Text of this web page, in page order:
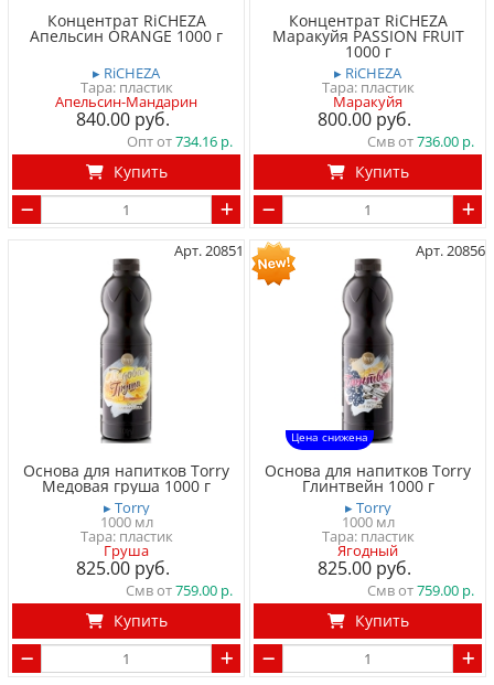
Концентрат RiCHEZA
Апельсин ORANGE 1000 г
▸ RiCHEZA
Тара: пластик
Апельсин-Мандарин
840.00
Опт от734.16
Купить
Концентрат RiCHEZA
Маракуйя PASSION FRUIT
1000 г
▸ RiCHEZA
Тара: пластик
Маракуйя
800.00
Смв от736.00
Купить
Арт. 20851
Основа для напитков Torry
Медовая груша 1000 г
▸ Torry
1000 мл
Тара: пластик
Груша
825.00
Смв от759.00
Купить
Арт. 20856
Цена снижена
Основа для напитков Torry
Глинтвейн 1000 г
▸ Torry
1000 мл
Тара: пластик
Ягодный
825.00
Смв от759.00
Купить